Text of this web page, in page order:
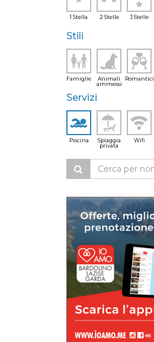
1 Stella 2 Stelle 3 Stelle
Stili
Famiglie
Animali
ammessi
Romantici
Servizi
Piscina
Spiaggia
privata
Wifi